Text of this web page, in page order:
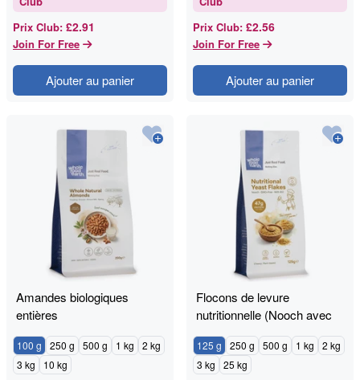
Prix Club: £2.91
Join For Free
Ajouter au panier
Prix Club: £2.56
Join For Free
Ajouter au panier
Amandes biologiques
entières
100 g 250 g 500 g 1 kg
2 kg
3 kg
10 kg
Flocons de levure
nutritionnelle (Nooch avec
B12)
125 g 250 g 500 g 1 kg
2 kg
3 kg
25 kg